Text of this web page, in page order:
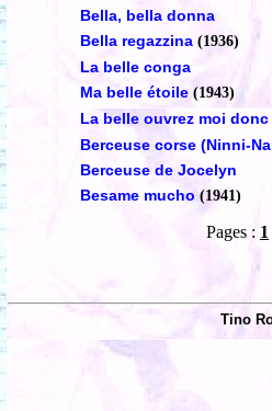
Bella, bella donna
Bella regazzina (1936)
La belle conga
Ma belle étoile (1943)
La belle ouvrez moi donc
Berceuse corse (Ninni-
Berceuse de Jocelyn
Besame mucho (1941)
Pages : 1
Tino